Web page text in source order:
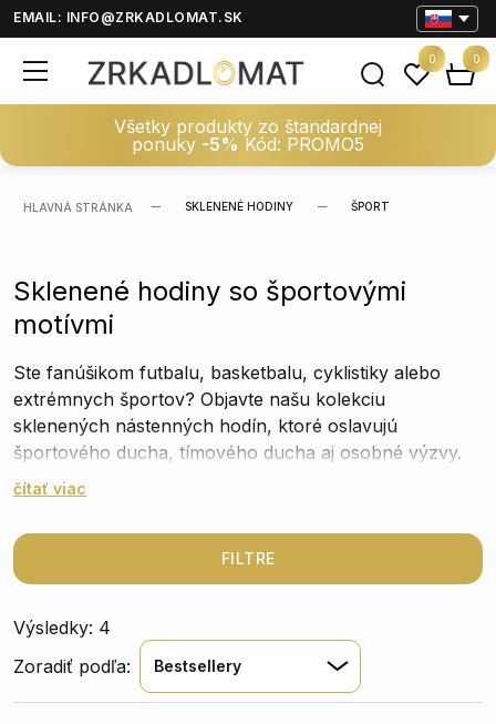
EMAIL: INFO@ZRKADLOMAT.SK
Všetky produkty zo štandardnej
ponuky -5% Kód: PROMO5
0 0
HLAVNÁ STRÁNKA SKLENENÉ HODINY ŠPORT
Sklenené hodiny so športovými
motívmi
Ste fanúšikom futbalu, basketbalu, cyklistiky alebo
extrémnych športov? Objavte našu kolekciu
sklenených nástenných hodín, ktoré oslavujú
športového ducha, tímového ducha aj osobné výzvy.
Každý dizajn je plný energie, dynamiky a pohybu –
vo svojom životnom štýle. Tiché prevedenie a moderný
vzhľad robia z týchto hodín praktický a štýlový
doplnok každej miestnosti
čítať viac
FILTRE
Výsledky: 4
Zoradiť podľa:
Bestsellery